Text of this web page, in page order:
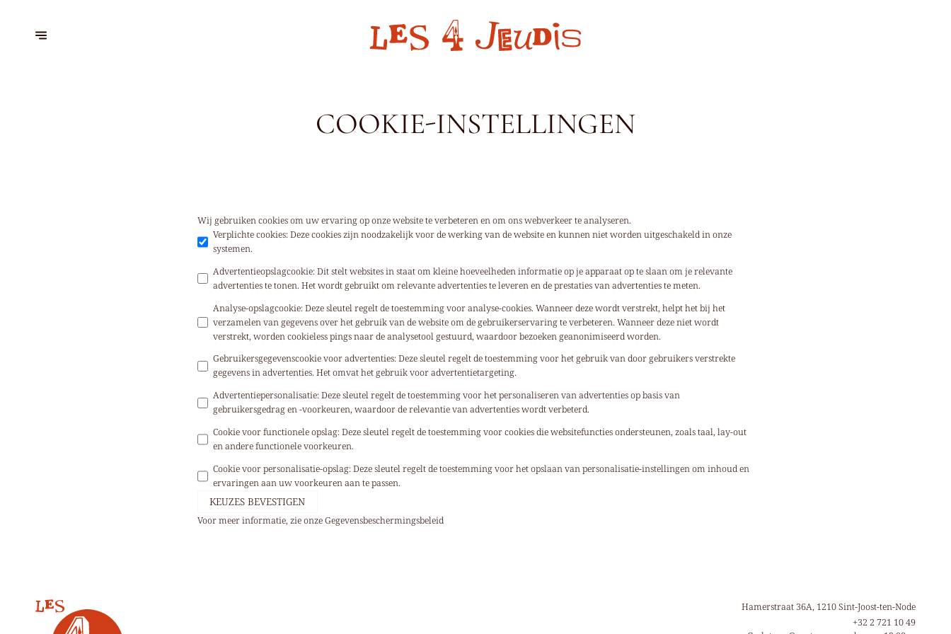
COOKIE-INSTELLINGEN
Wij gebruiken cookies om uw ervaring op onze website te verbeteren en om ons webverkeer te analyseren.
Verplichte cookies:Deze cookies zijn noodzakelijk voor de werking van de website en kunnen niet worden uitgeschakeld in onze
systemen.
Advertentieopslagcookie:Dit stelt websites in staat om kleine hoeveelheden informatie op je apparaat op te slaan om je relevante
advertenties te tonen. Het wordt gebruikt om relevante advertenties te leveren en de prestaties van advertenties te meten.
Analyse-opslagcookie:Deze sleutel regelt de toestemming voor analyse-cookies. Wanneer deze wordt verstrekt, helpt het bij het
verzamelen van gegevens over het gebruik van de website om de gebruikerservaring te verbeteren. Wanneer deze niet wordt
verstrekt, worden cookieless pings naar de analysetool gestuurd, waardoor bezoeken geanonimiseerd worden.
Gebruikersgegevenscookie voor advertenties:Deze sleutel regelt de toestemming voor het gebruik van door gebruikers verstrekte
gegevens in advertenties. Het omvat het gebruik voor advertentietargeting.
Advertentiepersonalisatie:Deze sleutel regelt de toestemming voor het personaliseren van advertenties op basis van
gebruikersgedrag en -voorkeuren, waardoor de relevantie van advertenties wordt verbeterd.
Cookie voor functionele opslag:Deze sleutel regelt de toestemming voor cookies die websitefuncties ondersteunen, zoals taal, lay-out
en andere functionele voorkeuren.
Cookie voor personalisatie-opslag:Deze sleutel regelt de toestemming voor het opslaan van personalisatie-instellingen om inhoud en
ervaringen aan uw voorkeuren aan te passen.
KEUZES BEVESTIGEN
Voor meer informatie, zie onzeGegevensbeschermingsbeleid
Hamerstraat 36A, 1210 Sint-Joost-ten-Node
+32 2 721 10 49